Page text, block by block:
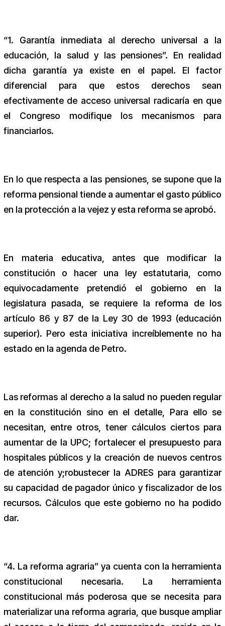
“1. Garantía inmediata al derecho universal a la
educación, la salud y las pensiones”. En realidad
dicha garantía ya existe en el papel. El factor
diferencial para que estos derechos sean
efectivamente de acceso universal radicaría en que
el Congreso modifique los mecanismos para
financiarlos.
En lo que respecta a las pensiones, se supone que la
reforma pensional tiende a aumentar el gasto público
en la protección a la vejez y esta reforma se aprobó.
En materia educativa, antes que modificar la
constitución o hacer una ley estatutaria, como
equivocadamente pretendió el gobierno en la
legislatura pasada, se requiere la reforma de los
artículo 86 y 87 de la Ley 30 de 1993 (educación
superior). Pero esta iniciativa increíblemente no ha
estado en la agenda de Petro.
Las reformas al derecho a la salud no pueden regular
en la constitución sino en el detalle, Para ello se
necesitan, entre otros, tener cálculos ciertos para
aumentar de la UPC; fortalecer el presupuesto para
hospitales públicos y la creación de nuevos centros
de atención y;robustecer la ADRES para garantizar
su capacidad de pagador único y fiscalizador de los
recursos. Cálculos que este gobierno no ha podido
dar.
“4. La reforma agraria” ya cuenta con la herramienta
constitucional necesaria. La herramienta
constitucional más poderosa que se necesita para
materializar una reforma agraria, que busque ampliar